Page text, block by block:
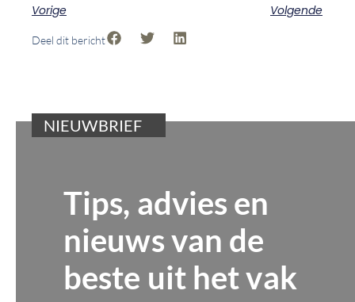
Vorige Volgende
Deel dit bericht
NIEUWBRIEF
Tips, advies en
nieuws van de
beste uit het vak